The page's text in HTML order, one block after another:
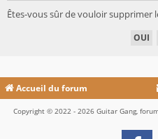
Êtes-vous sûr de vouloir supprimer
Accueil du forum
Copyright © 2022 - 2026 Guitar Gang,